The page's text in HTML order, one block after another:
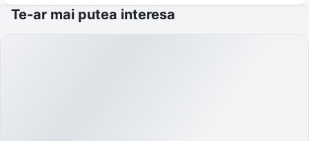
Te-ar mai putea interesa